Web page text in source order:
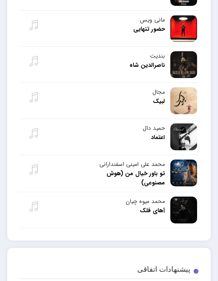
پیشنهادات اتفاقی
مانی ویس
حضور تنهایی
بندیت
ناصرالدین شاه
مجال
لبیک
حمید دال
اعتماد
محمد علی امینی اسفندارانی
تو باور خیال من (هوش
مصنوعی)
محمد میوه چیان
آهای فلک